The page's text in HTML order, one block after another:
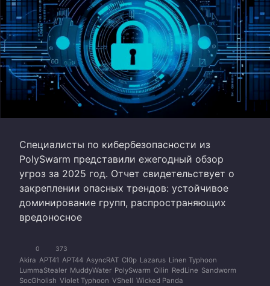
Специалисты по кибербезопасности из
PolySwarm представили ежегодный обзор
угроз за 2025 год. Отчет свидетельствует о
закреплении опасных трендов: устойчивое
доминирование групп, распространяющих
вредоносное
0 373
Akira APT41 APT44 AsyncRAT Cl0p Lazarus Linen Typhoon
LummaStealer MuddyWater PolySwarm Qilin RedLine Sandworm
SocGholish Violet Typhoon VShell Wicked Panda